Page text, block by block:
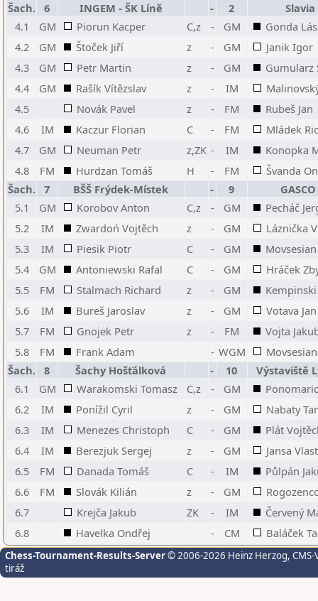
Šach.
6 INGEM - ŠK Líně - 2
4.1
GM Piorun Kacper C,z - GM
Gonda
4.2
GM Štoček Jiří z - GM
Janik Igor
4.3
GM Petr Martin z - GM
Gumularz
4.4
GM Rašík Vítězslav z - IM
4.5
Novák Pavel z - FM
Rubeš Jan
4.6
IM Kaczur Florian C - FM
Mládek
4.7
GM Neuman Petr z,ZK - IM
Konopka
4.8
FM Hurdzan Tomáš H - FM
Švanda
Šach.
7 BŠŠ Frýdek-Místek - 9
5.1
GM Korobov Anton C,z - GM
Pecháč
5.2
IM Zwardoń Vojtěch z - GM
Láznička
5.3
IM Piesik Piotr C - GM
5.4
GM Antoniewski Rafal C - GM
Hráček
5.5
FM Stalmach Richard z - GM
5.6
IM Bureš Jaroslav z - GM
Votava Jan
5.7
FM Gnojek Petr z - FM
Vojta
5.8
FM Frank Adam - WGM
Šach.
8 Šachy Hošťálková - 10
Výstaviště
6.1
GM Warakomski Tomasz C,z - GM
6.2
IM Ponížil Cyril z - GM
Nabaty
6.3
IM Menezes Christoph C - GM
Plát
6.4
IM Berezjuk Sergej z - GM
Jansa
6.5
FM Danada Tomáš C - IM
Půlpán
6.6
FM Slovák Kilián z - GM
6.7
Krejča Jakub ZK - IM
Červený
6.8
Havelka Ondřej - CM Baláček
Chess-Tournament-Results-Server© 2006-2026 Heinz Herzog,
tiráž